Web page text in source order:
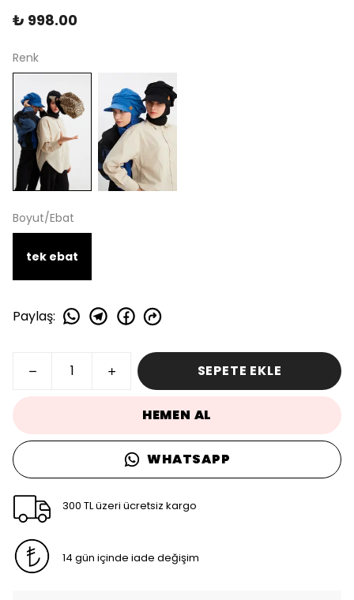
₺ 998.00
Renk
Boyut/Ebat
tek ebat
Paylaş:
SEPETE EKLE
HEMEN AL
WHATSAPP
300 TL üzeri ücretsiz kargo
14 gün içinde iade değişim